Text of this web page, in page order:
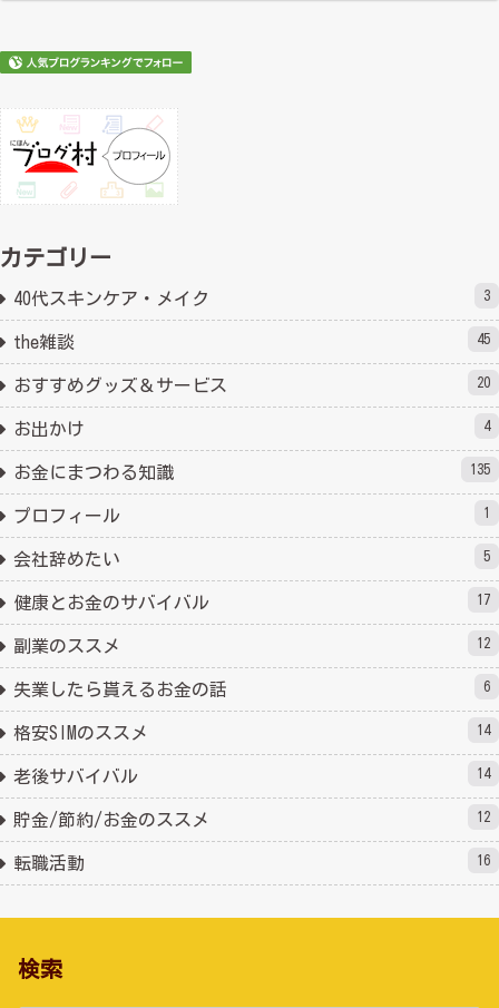
カテゴリー
40代スキンケア・メイク 3
the雑談 45
おすすめグッズ＆サービス 20
お出かけ 4
お金にまつわる知識 135
プロフィール 1
会社辞めたい 5
健康とお金のサバイバル 17
副業のススメ 12
失業したら貰えるお金の話 6
格安SIMのススメ 14
老後サバイバル 14
貯金/節約/お金のススメ 12
転職活動 16
検索